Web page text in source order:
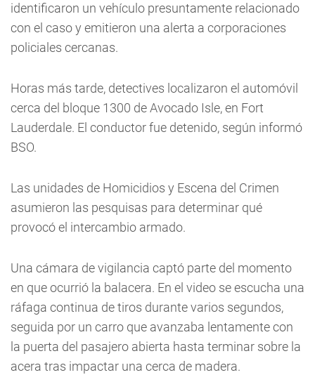
identificaron un vehículo presuntamente relacionado
con el caso y emitieron una alerta a corporaciones
policiales cercanas.
Horas más tarde, detectives localizaron el automóvil
cerca del bloque 1300 de Avocado Isle, en Fort
Lauderdale. El conductor fue detenido, según informó
BSO.
Las unidades de Homicidios y Escena del Crimen
asumieron las pesquisas para determinar qué
provocó el intercambio armado.
Una cámara de vigilancia captó parte del momento
en que ocurrió la balacera. En el video se escucha una
ráfaga continua de tiros durante varios segundos,
seguida por un carro que avanzaba lentamente con
la puerta del pasajero abierta hasta terminar sobre la
acera tras impactar una cerca de madera.